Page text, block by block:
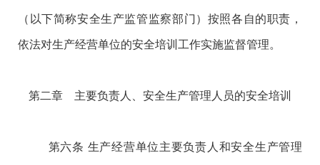
（以下简称安全生产监管监察部门）按照各自的职责，
依法对生产经营单位的安全培训工作实施监督管理。
第二章 主要负责人、安全生产管理人员的安全培训
第六条 生产经营单位主要负责人和安全生产管理